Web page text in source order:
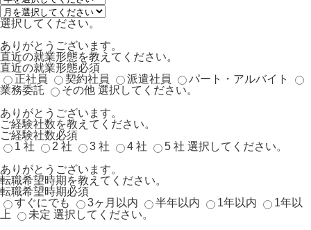
選択してください。
ありがとうございます。
直近の就業形態を教えてください。
直近の就業形態必須
正社員
契約社員 派遣社員
パート・アルバイト
業務委託
その他 選択してください。
ありがとうございます。
ご経験社数を教えてください。
ご経験社数必須
1 社
2 社 3 社 4 社 5 社 選択してください。
ありがとうございます。
転職希望時期を教えてください。
転職希望時期必須
すぐにでも
3ヶ月以内 半年以内 1年以内
1年以
上
未定 選択してください。